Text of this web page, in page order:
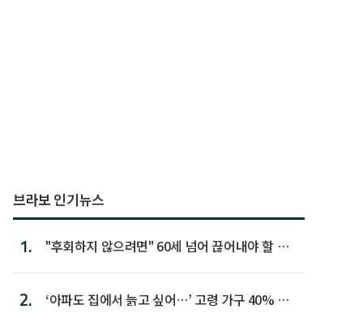
브라보 인기뉴스
1.
"후회하지 않으려면" 60세 넘어 끊어내야 할 사
2.
‘아파도 집에서 늙고 싶어…’ 고령 가구 40% 노